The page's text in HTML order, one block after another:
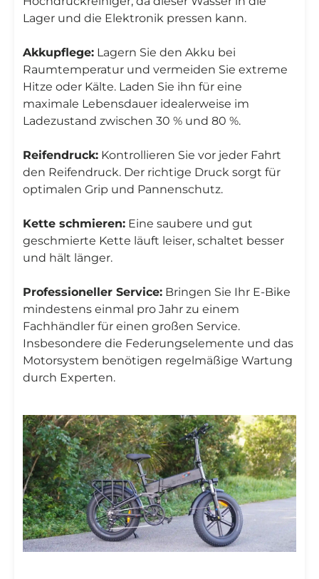
Lager und die Elektronik pressen kann.
Akkupflege: Lagern Sie den Akku bei
Raumtemperatur und vermeiden Sie extreme
Hitze oder Kälte. Laden Sie ihn für eine
maximale Lebensdauer idealerweise im
Ladezustand zwischen 30 % und 80 %.
Reifendruck: Kontrollieren Sie vor jeder Fahrt
den Reifendruck. Der richtige Druck sorgt für
optimalen Grip und Pannenschutz.
Kette schmieren: Eine saubere und gut
geschmierte Kette läuft leiser, schaltet besser
und hält länger.
Professioneller Service: Bringen Sie Ihr E-Bike
mindestens einmal pro Jahr zu einem
Fachhändler für einen großen Service.
Insbesondere die Federungselemente und das
Motorsystem benötigen regelmäßige Wartung
durch Experten.